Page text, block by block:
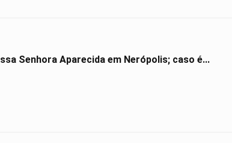
Senhora Aparecida em Nerópolis; caso é...